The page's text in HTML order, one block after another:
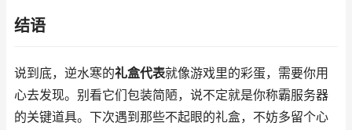
结语
说到底，逆水寒的礼盒代表就像游戏里的彩蛋，需要你用
心去发现。别看它们包装简陋，说不定就是你称霸服务器
的关键道具。下次遇到那些不起眼的礼盒，不妨多留个心